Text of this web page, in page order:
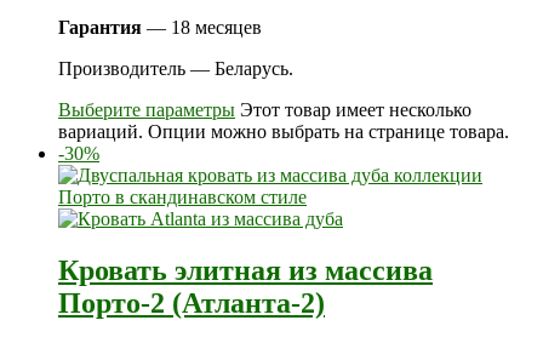
Гарантия — 18 месяцев
Производитель — Беларусь.
Выберите параметры Этот товар имеет несколько
вариаций. Опции можно выбрать на странице товара.
-30%
Кровать элитная из массива
Порто-2 (Атланта-2)